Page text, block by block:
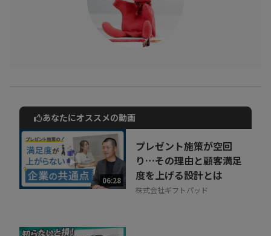
動画でご紹介しているサービスについて
お気軽にご相談・ご質問いただけます！
30秒でお申し込み可能
相談を希望する 無料
あなたにオススメの動画
06:28
プレゼント施策が空回
り…その理由と顧客満足
度を上げる設計とは
株式会社ギフトパッド